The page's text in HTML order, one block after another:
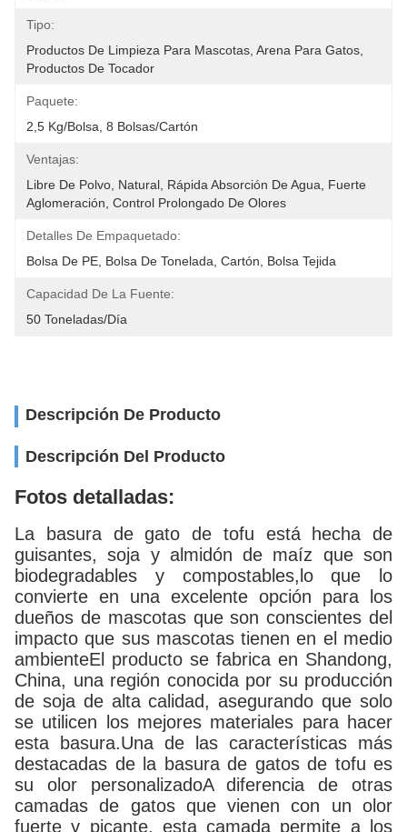
Tipo:
Productos De Limpieza Para Mascotas, Arena Para Gatos,
Productos De Tocador
Paquete:
2,5 Kg/bolsa, 8 Bolsas/cartón
Ventajas:
Libre De Polvo, Natural, Rápida Absorción De Agua, Fuerte
Aglomeración, Control Prolongado De Olores
Detalles De Empaquetado:
Bolsa De PE, Bolsa De Tonelada, Cartón, Bolsa Tejida
Capacidad De La Fuente:
50 Toneladas/día
Descripción De Producto
Descripción Del Producto
Fotos detalladas:
La basura de gato de tofu está hecha de
guisantes, soja y almidón de maíz que son
biodegradables y compostables,lo que lo
convierte en una excelente opción para los
dueños de mascotas que son conscientes del
impacto que sus mascotas tienen en el medio
ambienteEl producto se fabrica en Shandong,
China, una región conocida por su producción
de soja de alta calidad, asegurando que solo
se utilicen los mejores materiales para hacer
esta basura.Una de las características más
destacadas de la basura de gatos de tofu es
su olor personalizadoA diferencia de otras
camadas de gatos que vienen con un olor
fuerte y picante, esta camada permite a los